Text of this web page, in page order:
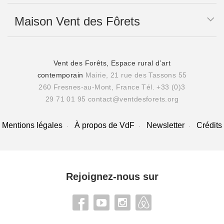
Maison Vent des Fôrets
Vent des Forêts, Espace rural d’art
contemporain Mairie, 21 rue des Tassons 55
260 Fresnes-au-Mont, France Tél. +33 (0)3
29 71 01 95 contact@ventdesforets.org
Mentions légales À propos de VdF Newsletter Crédits
Rejoignez-nous sur